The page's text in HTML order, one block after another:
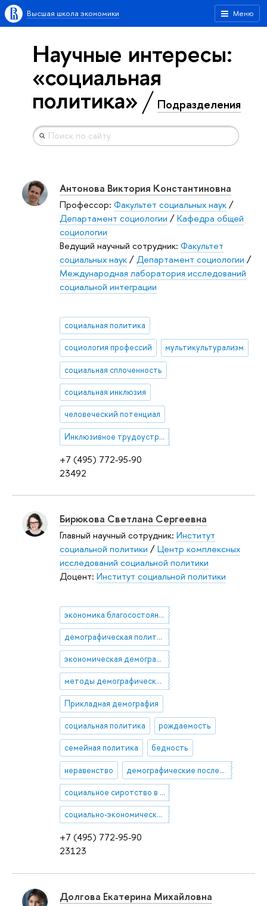
Меню
Высшая школа экономики
Научные интересы:
«социальная
политика» Подразделения
+7 (495) 772-95-90
23492
Антонова Виктория Константиновна
Профессор: Факультет социальных наук/
Департамент социологии /Кафедра общей
социологии
Ведущий научный сотрудник: Факультет
социальных наук/Департамент социологии /
Международная лаборатория исследований
социальной интеграции
социальная политика
социология профессий мультикультурализм
социальная сплоченность
социальная инклюзия
человеческий потенциал
Инклюзивное трудоустройство
+7 (495) 772-95-90
23123
Бирюкова Светлана Сергеевна
Главный научный сотрудник: Институт
социальной политики /Центр комплексных
исследований социальной политики
Доцент: Институт социальной политики
экономика благосостояния
демографическая политика
экономическая демография
методы демографического анализа
Прикладная демография
социальная политика рождаемость
семейная политика бедность
неравенство демографические последствия миграции
социальное сиротство в России
социально-экономическое положение семей с детьми в России
Долгова Екатерина Михайловна